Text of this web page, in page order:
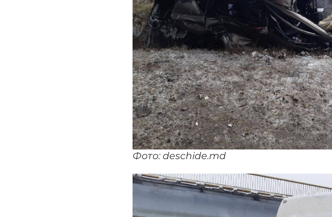
Фото: deschide.md